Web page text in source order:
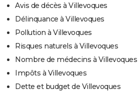
Avis de décès à Villevoques
Délinquance à Villevoques
Pollution à Villevoques
Risques naturels à Villevoques
Nombre de médecins à Villevoques
Impôts à Villevoques
Dette et budget de Villevoques